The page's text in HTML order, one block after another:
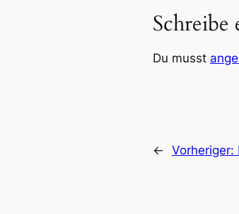
Du musst
← Vorheriger: